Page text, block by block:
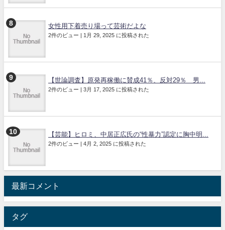
女性用下着売り場って芸術だよな
2件のビュー 1月 29, 2025 に投稿された
【世論調査】原発再稼働に賛成41％、反対29％ 男...
2件のビュー 3月 17, 2025 に投稿された
【芸能】ヒロミ、中居正広氏の“性暴力”認定に胸中明...
2件のビュー 4月 2, 2025 に投稿された
最新コメント
タグ